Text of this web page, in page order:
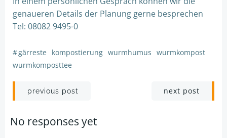
genaueren Details der Planung gerne besprechen
Tel: 08082 9495-0
#gärreste kompostierung wurmhumus wurmkompost
wurmkomposttee
Post
navigation
previous post next post
No responses yet